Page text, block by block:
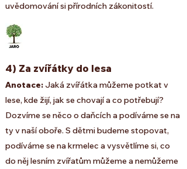
uvědomování si přírodních zákonitostí.
4) Za zvířátky do lesa
Anotace: Jaká zvířátka můžeme potkat v
lese, kde žijí, jak se chovají a co potřebují?
Dozvíme se něco o daňcích a podíváme se na
ty v naší oboře. S dětmi budeme stopovat,
podíváme se na krmelec a vysvětlíme si, co
do něj lesním zvířatům můžeme a nemůžeme